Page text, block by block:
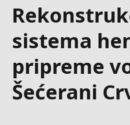
sistema
pripreme
Šećerani